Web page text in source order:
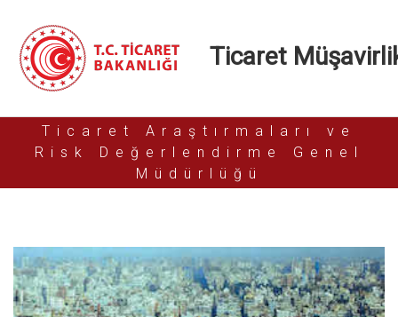
Ticaret
Ticaret Araştırmaları ve
Risk Değerlendirme Genel
Müdürlüğü